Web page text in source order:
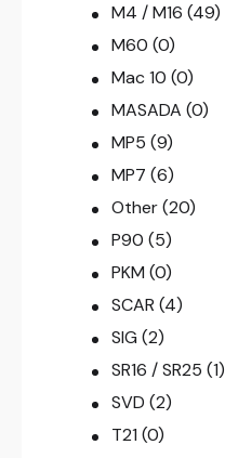
M4 / M16 (49)
M60 (0)
Mac 10 (0)
MASADA (0)
MP5 (9)
MP7 (6)
Other (20)
P90 (5)
PKM (0)
SCAR (4)
SIG (2)
SR16 / SR25 (1)
SVD (2)
T21 (0)